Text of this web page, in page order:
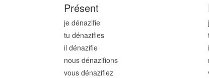
Présent
je dénazifie
tu dénazifies
il dénazifie
nous dénazifions
vous dénazifiez